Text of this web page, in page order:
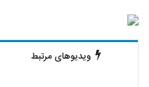
ویدیوهای مرتبط